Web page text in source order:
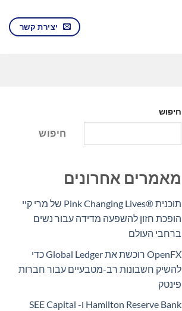
יצירת קשר
חיפוש
חיפוש
מאמרים אחרונים
תוכנית Pink Changing Lives®‎ של מרי קיי
הופכת חזון להשפעה מדידה עבור נשים
ברחבי העולם
OpenFX רוכשת את Global Ledger כדי
להשיק חשבונות רב-מטבעיים עבור חברות
פינטק
Hamilton Reserve Bank ו- SEE Capital